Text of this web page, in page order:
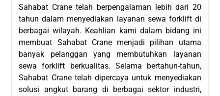
Sahabat Crane telah berpengalaman lebih dari 20
tahun dalam menyediakan layanan sewa forklift di
berbagai wilayah. Keahlian kami dalam bidang ini
membuat Sahabat Crane menjadi pilihan utama
banyak pelanggan yang membutuhkan layanan
sewa forklift berkualitas. Selama bertahun-tahun,
Sahabat Crane telah dipercaya untuk menyediakan
solusi angkut barang di berbagai sektor industri,